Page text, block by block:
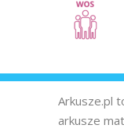
Arkusze.pl
arkusze